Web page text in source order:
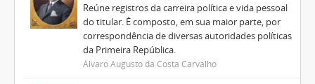
Reúne registros da carreira política e vida pessoal
do titular. É composto, em sua maior parte, por
correspondência de diversas autoridades políticas
da Primeira República.
Álvaro Augusto da Costa Carvalho